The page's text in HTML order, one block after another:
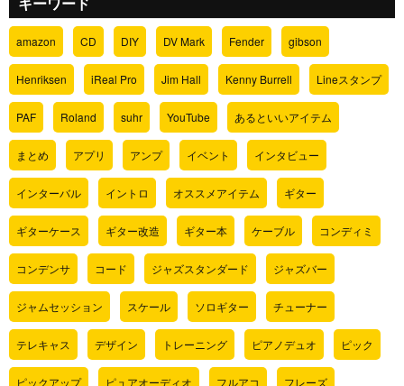
amazon CD DIY DV Mark Fender gibson
Henriksen iReal Pro Jim Hall Kenny Burrell Lineスタンプ
PAF Roland suhr YouTube あるといいアイテム
まとめ アプリ アンプ イベント インタビュー
インターバル イントロ オススメアイテム ギター
ギターケース ギター改造 ギター本 ケーブル コンディミ
コンデンサ コード ジャズスタンダード ジャズバー
ジャムセッション スケール ソロギター チューナー
テレキャス デザイン トレーニング ピアノデュオ ピック
ピックアップ ピュアオーディオ フルアコ フレーズ